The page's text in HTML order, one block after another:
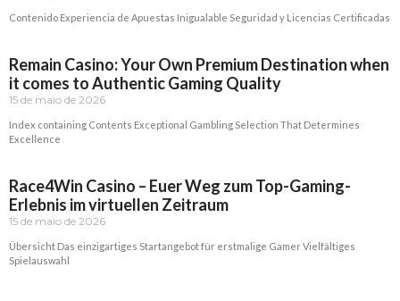
Contenido Experiencia de Apuestas Inigualable Seguridad y Licencias Certificadas
Remain Casino: Your Own Premium Destination when
it comes to Authentic Gaming Quality
15 de maio de 2026
Index containing Contents Exceptional Gambling Selection That Determines
Excellence
Race4Win Casino – Euer Weg zum Top-Gaming-
Erlebnis im virtuellen Zeitraum
15 de maio de 2026
Übersicht Das einzigartiges Startangebot für erstmalige Gamer Vielfältiges
Spielauswahl